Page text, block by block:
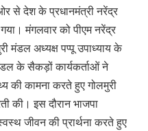
से देश के प्रधानमंत्री नरेंद्र
मंगलवार को पीएम नरेंद्र
मंडल अध्यक्ष पप्पू उपाध्याय के
के सैकड़ों कार्यकर्ताओं ने
की कामना करते हुए गोलमुरी
की। इस दौरान भाजपा
जीवन की प्रार्थना करते हुए